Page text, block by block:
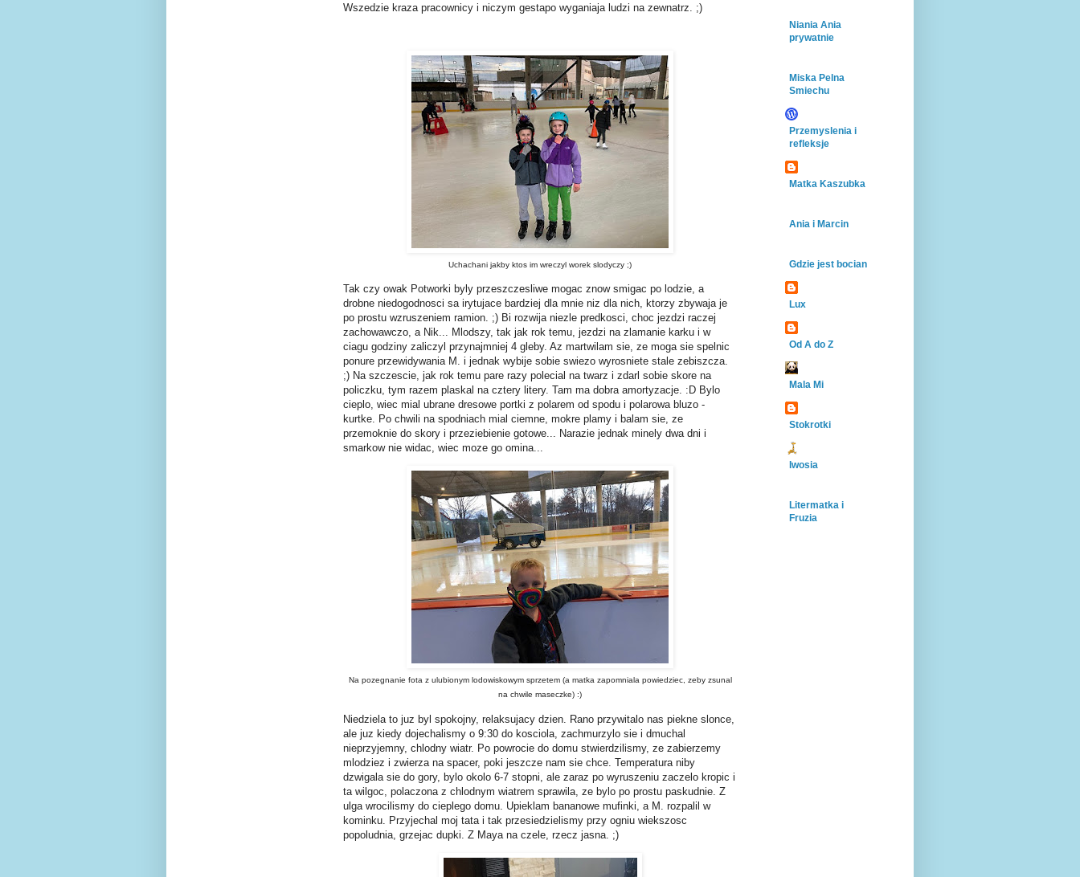
Wszedzie kraza pracownicy i niczym gestapo wyganiaja ludzi na zewnatrz. ;)
Uchachani jakby ktos im wreczyl worek slodyczy ;)
Tak czy owak Potworki byly przeszczesliwe mogac znow smigac po lodzie, a
drobne niedogodnosci sa irytujace bardziej dla mnie niz dla nich, ktorzy zbywaja je
po prostu wzruszeniem ramion. ;) Bi rozwija niezle predkosci, choc jezdzi raczej
zachowawczo, a Nik... Mlodszy, tak jak rok temu, jezdzi na zlamanie karku i w
ciagu godziny zaliczyl przynajmniej 4 gleby. Az martwilam sie, ze moga sie spelnic
ponure przewidywania M. i jednak wybije sobie swiezo wyrosniete stale zebiszcza.
;) Na szczescie, jak rok temu pare razy polecial na twarz i zdarl sobie skore na
policzku, tym razem plaskal na cztery litery. Tam ma dobra amortyzacje. :D Bylo
cieplo, wiec mial ubrane dresowe portki z polarem od spodu i polarowa bluzo -
kurtke. Po chwili na spodniach mial ciemne, mokre plamy i balam sie, ze
przemoknie do skory i przeziebienie gotowe... Narazie jednak minely dwa dni i
smarkow nie widac, wiec moze go omina...
Na pozegnanie fota z ulubionym lodowiskowym sprzetem (a matka zapomniala powiedziec, zeby zsunal
na chwile maseczke) :)
Niedziela to juz byl spokojny, relaksujacy dzien. Rano przywitalo nas piekne slonce,
ale juz kiedy dojechalismy o 9:30 do kosciola, zachmurzylo sie i dmuchal
nieprzyjemny, chlodny wiatr. Po powrocie do domu stwierdzilismy, ze zabierzemy
mlodziez i zwierza na spacer, poki jeszcze nam sie chce. Temperatura niby
dzwigala sie do gory, bylo okolo 6-7 stopni, ale zaraz po wyruszeniu zaczelo kropic i
ta wilgoc, polaczona z chlodnym wiatrem sprawila, ze bylo po prostu paskudnie. Z
ulga wrocilismy do cieplego domu. Upieklam bananowe mufinki, a M. rozpalil w
kominku. Przyjechal moj tata i tak przesiedzielismy przy ogniu wiekszosc
popoludnia, grzejac dupki. Z Maya na czele, rzecz jasna. ;)
Niania Ania
prywatnie
Miska Pelna
Smiechu
Przemyslenia i
refleksje
Matka Kaszubka
Ania i Marcin
Gdzie jest bocian
Lux
Od A do Z
Mala Mi
Stokrotki
Iwosia
Litermatka i
Fruzia